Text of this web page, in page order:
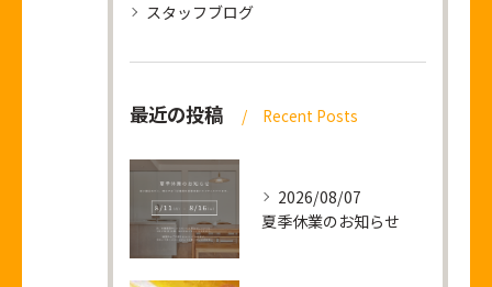
スタッフブログ
最近の投稿 Recent Posts
2026/08/07
夏季休業のお知らせ